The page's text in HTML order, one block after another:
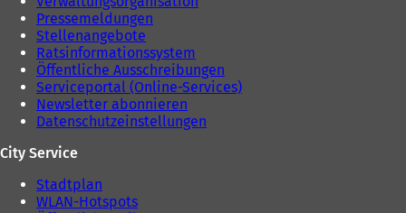
Pressemeldungen
Stellenangebote
Ratsinformationssystem
Öffentliche Ausschreibungen
Serviceportal (Online-Services)
Newsletter abonnieren
Datenschutzeinstellungen
City Service
Stadtplan
WLAN-Hotspots